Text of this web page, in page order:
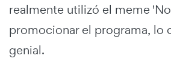
realmente utilizó el meme
promocionar el programa, lo
genial.